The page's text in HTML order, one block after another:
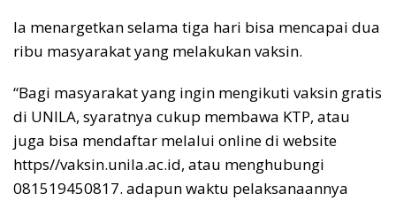
Ia menargetkan selama tiga hari bisa mencapai dua
ribu masyarakat yang melakukan vaksin.
“Bagi masyarakat yang ingin mengikuti vaksin gratis
di UNILA, syaratnya cukup membawa KTP, atau
juga bisa mendaftar melalui online di website
https//vaksin.unila.ac.id, atau menghubungi
081519450817. adapun waktu pelaksanaannya